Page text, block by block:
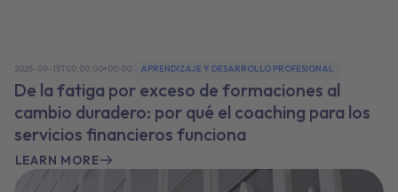
2025-09-15T00:00:00+00:00 APRENDIZAJE Y DESARROLLO PROFESIONAL
De la fatiga por exceso de formaciones al
cambio duradero: por qué el coaching para los
servicios financieros funciona
LEARN MORE